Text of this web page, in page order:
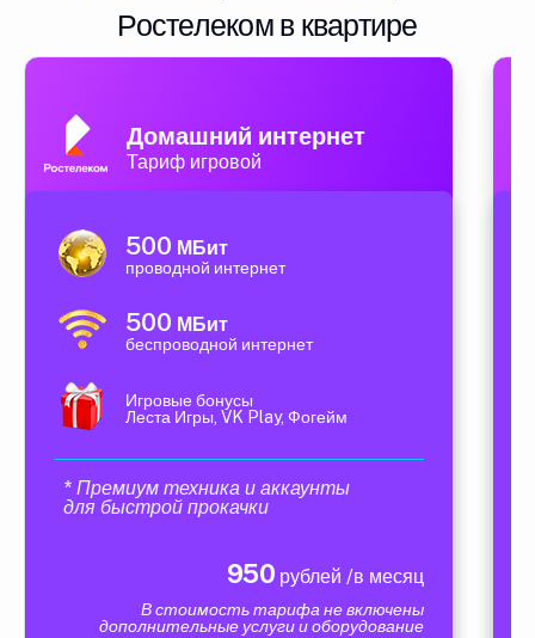
Ростелеком в квартире
Домашний интернет
Тариф игровой
500 МБит
проводной интернет
500 МБит
беспроводной интернет
Игровые бонусы
Леста Игры, VK Play, Фогейм
* Премиум техника и аккаунты
для быстрой прокачки
950 рублей /в месяц
В стоимость тарифа не включены
дополнительные услуги и оборудование